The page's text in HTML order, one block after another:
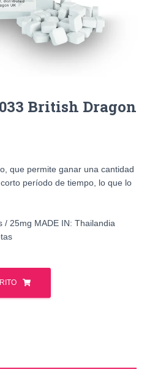
British Dragon
que permite ganar una cantidad
período de tiempo, lo que lo
/ 25mg MADE IN: Thailandia